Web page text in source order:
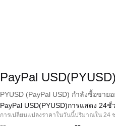
PayPal
PYUSD (PayPal USD) กำลังซื้อขาย
PayPal USD(PYUSD)การแสดง 24ชั่
การเปลี่ยนแปลงราคาในวันนี้
--
ปริมาณใน 24
--